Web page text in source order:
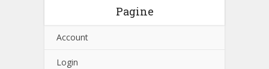
Pagine
Account
Login